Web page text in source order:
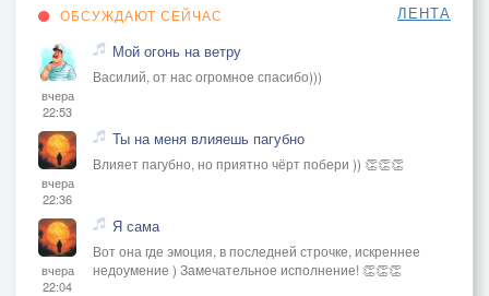
ОБСУЖДАЮТ СЕЙЧАС ЛЕНТА
вчера
22:53
Мой огонь на ветру
Василий, от нас огромное спасибо)))
вчера
22:36
Ты на меня влияешь пагубно
Влияет пагубно, но приятно чёрт побери )) 👏👏👏
вчера
22:04
Я сама
Вот она где эмоция, в последней строчке, искреннее
недоумение ) Замечательное исполнение! 👏👏👏